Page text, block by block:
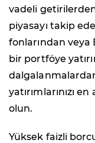
vadeli getirilerden
piyasayı takip
fonlarından
bir portföye
yatırımlarınızı
olun.
Yüksek faizli